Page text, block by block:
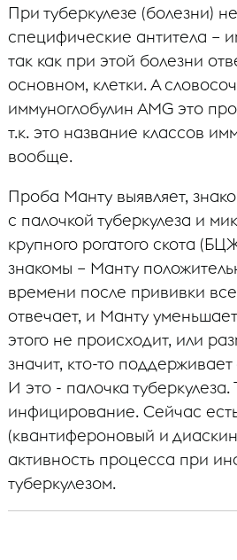
При туберкулезе (болезни)
специфические антитела –
так как при этой болезни
основном, клетки. А
иммуноглобулин АМG это
т.к. это название классов
вообще.
Проба Манту выявляет,
с палочкой туберкулеза и
крупного рогатого скота
знакомы – Манту
времени после прививки
отвечает, и Манту
этого не происходит, или
значит, кто-то поддерживает
И это - палочка туберкулеза.
инфицирование. Сейчас
(квантифероновый и
активность процесса при
туберкулезом.